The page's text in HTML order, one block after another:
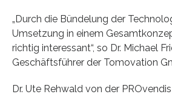
„Durch die Bündelung der
Umsetzung in einem
richtig interessant“, so Dr. Michael
Geschäftsführer der Tomovation
Dr. Ute Rehwald von der